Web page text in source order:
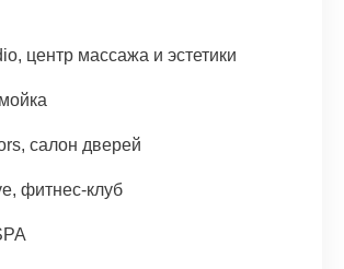
центр массажа и эстетики
салон дверей
фитнес-клуб